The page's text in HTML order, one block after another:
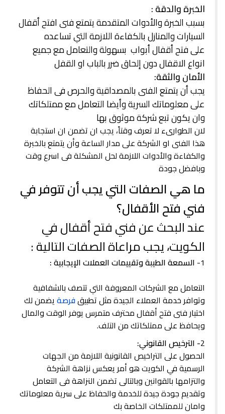
الخبرة والدقة :
بسبب الخبرة والأدوات المتقدمة يتمتع فنى افتح أقفال
السيارات والمنازل بالكفاءة اللازمة التي تساعده
على فتح أقفال أبواب بسهولة والتعامل مع جميع
انواع الاقفال دون إلحاق ضرر بالباب او القفل
الأمان والثقة:
يجب أن يتمتع الفنى بالمصداقية والحرص فى الحفاظ
على معلوماتك السرية وأيضا التعامل مع ممتلكاتك
وان يكون تبع شركة موثوق بها
لان الطوارىء لا تعرف وقتاً، يجب ان تضمن ان استجابة
هذا الفنى او الشركة على مدار الساعة وأن يتمتع بالخبرة
والكفاءة والأدوات اللازمة لحل المشكلة فى اسرع وقت
وبافضل جودة
ما هي الصفات التي يجب أن تتوفر في
فني فتح الأقفال؟
عند البحث عن فني فتح أقفال في
الكويت، يجب مراعاة الصفات التالية :
1- السمعة الطيبة وتقييمات العملات الإيجابية :
التعامل مع الشركات المعروفة التي تتصف بالشفافية
وتوافر خدمة العملاء الجيدة مثل تطبيقفرصةيضمن لك
اختيار فنى فتح أقفال محترف متمرس يوفر الوقت والمال
ويحافظ على ممتلكاتك من التلف.
2- الترخيص القانوني:
الحصول على التراخيص القانونية اللازمة من الجهات
الرسمية في الكويت هو أمر يعكس نزاهة الشركة
والتزامها بالقوانين وبالتالى تضمن النزاهة فى التعامل
وتقديم جودة جيدة للخدمة والحفاظ على سرية معلوماتك
وامان للممتلكات الخاصة بك